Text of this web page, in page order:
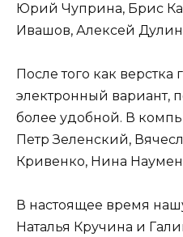
Юрий Чуприна, Брис
Ивашов, Алексей
После того как верстка
электронный вариант,
более удобной. В
Петр Зеленский,
Кривенко, Нина
В настоящее время
Наталья Кручина и